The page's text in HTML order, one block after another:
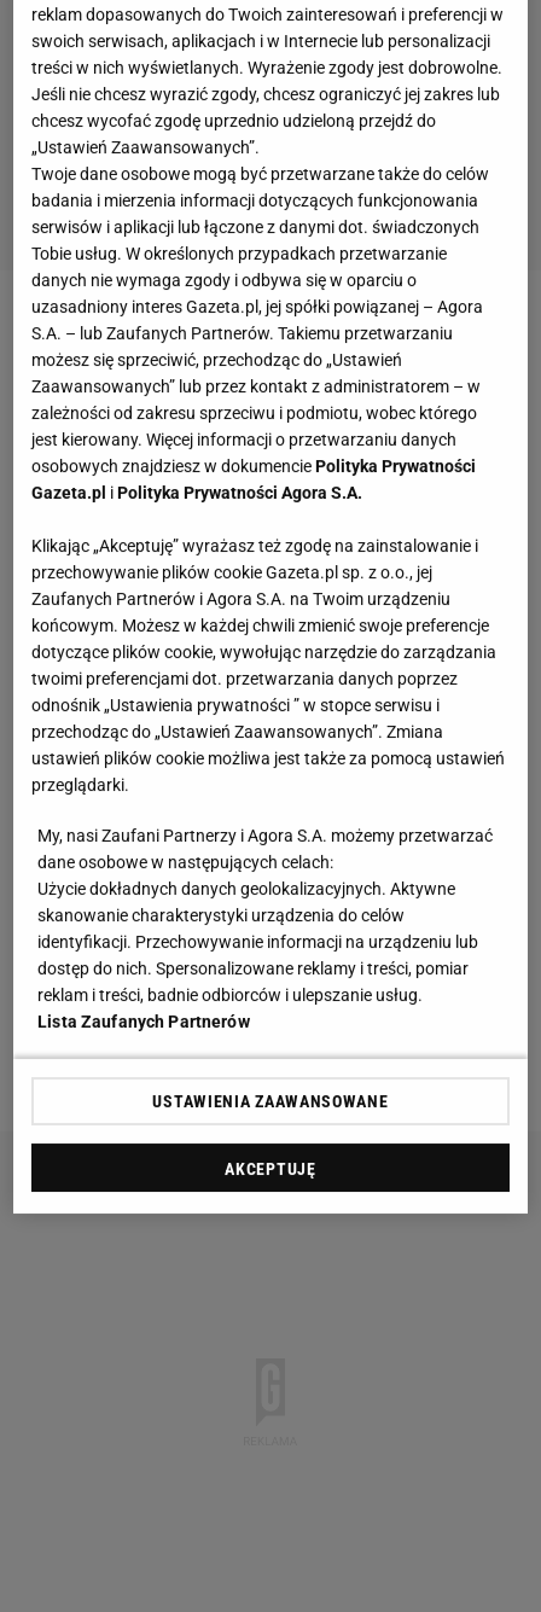
Zobacz wideoWłoski dziennikarz chwali trzech
piłkarzy Legii. „Podobał mi się już w meczu ze
Spartakiem"
Talibowie nie akceptują sportu, a zwłaszcza wtedy
gdy uprawiają go kobiety. Wstrząsającą relację z
Kabulu na ten temat przygotowało BBC. Jej
bohaterkami są Afganki, które do niedawna
reprezentowały swoją ojczyznę w krykiecie. Po
powrocie do władzy islamskich ekstremistów
drużyna rozpadła się, a zawodniczki ukrywają się w
obawie przed śmiercią.
Śmierć za grę w krykieta
- Każda kobieta grająca w krykieta lub uprawiająca
innesportynie jest teraz bezpieczna. Sytuacja w
Kabulu jest bardzo zła - opowiada anonimowo jedna
z zawodniczek, dla potrzeb relacji przyjmująca
fikcyjne imię Asel. - Mamy z dziewczynami grupę na
jednym z komunikatorów. Każdej nocy rozmawiamy
wszystkiego - dodaje.
reklam dopasowanych do Twoich zainteresowań i preferencji w
swoich serwisach, aplikacjach i w Internecie lub personalizacji
treści w nich wyświetlanych. Wyrażenie zgody jest dobrowolne.
Jeśli nie chcesz wyrazić zgody, chcesz ograniczyć jej zakres lub
chcesz wycofać zgodę uprzednio udzieloną przejdź do
„Ustawień Zaawansowanych”.
Twoje dane osobowe mogą być przetwarzane także do celów
badania i mierzenia informacji dotyczących funkcjonowania
serwisów i aplikacji lub łączone z danymi dot. świadczonych
Tobie usług. W określonych przypadkach przetwarzanie
danych nie wymaga zgody i odbywa się w oparciu o
uzasadniony interes Gazeta.pl, jej spółki powiązanej – Agora
S.A. – lub Zaufanych Partnerów. Takiemu przetwarzaniu
możesz się sprzeciwić, przechodząc do „Ustawień
Zaawansowanych” lub przez kontakt z administratorem – w
zależności od zakresu sprzeciwu i podmiotu, wobec którego
jest kierowany. Więcej informacji o przetwarzaniu danych
osobowych znajdziesz w dokumenciePolityka Prywatności
Gazeta.pl iPolityka Prywatności Agora S.A.
Klikając „Akceptuję” wyrażasz też zgodę na zainstalowanie i
przechowywanie plików cookie Gazeta.pl sp. z o.o., jej
Zaufanych Partnerów i Agora S.A. na Twoim urządzeniu
końcowym. Możesz w każdej chwili zmienić swoje preferencje
dotyczące plików cookie, wywołując narzędzie do zarządzania
twoimi preferencjami dot. przetwarzania danych poprzez
odnośnik „Ustawienia prywatności ” w stopce serwisu i
przechodząc do „Ustawień Zaawansowanych”. Zmiana
ustawień plików cookie możliwa jest także za pomocą ustawień
przeglądarki.
My, nasi Zaufani Partnerzy i Agora S.A. możemy przetwarzać
dane osobowe w następujących celach:
Użycie dokładnych danych geolokalizacyjnych. Aktywne
skanowanie charakterystyki urządzenia do celów
identyfikacji. Przechowywanie informacji na urządzeniu lub
dostęp do nich. Spersonalizowane reklamy i treści, pomiar
reklam i treści, badnie odbiorców i ulepszanie usług.
Lista Zaufanych Partnerów
USTAWIENIA ZAAWANSOWANE
AKCEPTUJĘ